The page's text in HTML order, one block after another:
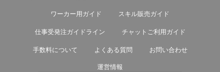
ワーカー用ガイド スキル販売ガイド
仕事受発注ガイドライン チャットご利用ガイド
手数料について よくある質問 お問い合わせ
運営情報